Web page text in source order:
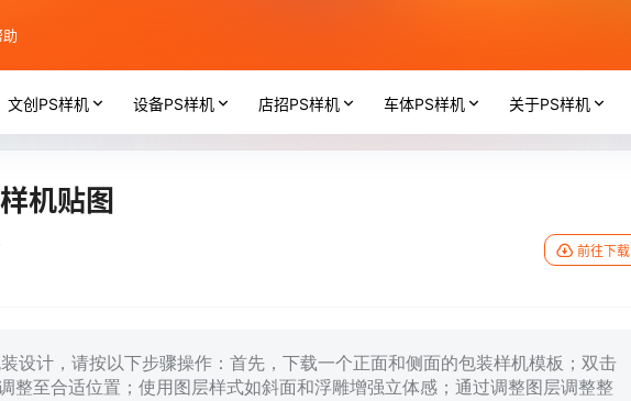
文创PS样机 设备PS样机 店招PS样机 车体PS样机 关于PS样机
机贴图
前往下载
设计，请按以下步骤操作：首先，下载一个正面和侧面的包装样机模板；双击
整至合适位置；使用图层样式如斜面和浮雕增强立体感；通过调整图层调整整